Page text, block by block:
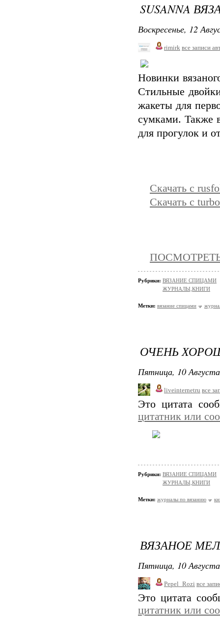
SUSANNA
Воскресенье, 12
rimirk все записи
Новинки
Стильные
жакеты для
сумками. Также
для прогулок и
Скачать с
Скачать с
ПОСМОТРЕТЬ
Рубрики: ВЯЗАНИЕ СПИЦАМИ
ЖУРНАЛЫ,КНИГИ
Метки: вязание спицами
ОЧЕНЬ
Пятница, 10
liveinternetru все
Это цитата
цитатник или
Рубрики: ВЯЗАНИЕ СПИЦАМИ
ЖУРНАЛЫ,КНИГИ
Метки: журналы по вязанию
ВЯЗАНОЕ
Пятница, 10
Pepel_Rozi все
Это цитата
цитатник или